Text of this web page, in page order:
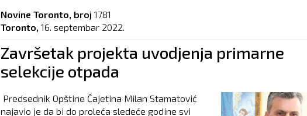
Novine Toronto, broj 1781
Toronto, 16. septembar 2022.
Završetak projekta uvodjenja primarne
selekcije otpada
Predsednik Opštine Čajetina Milan Stamatović
najavio je da bi do proleća sledeće godine svi